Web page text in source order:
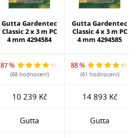
Gutta Gardentec
Classic 2 x 3 m PC
4 mm 4294584
Gutta Gardentec
Classic 4 x 3 m PC
4 mm 4294585
87 %
(68 hodnocení)
88 %
(61 hodnocení)
10 239 Kč 14 893 Kč
Gutta Gutta